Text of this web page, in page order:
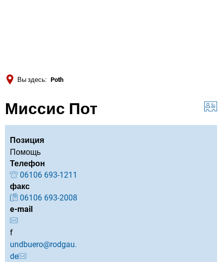
Вы здесь: Poth
Миссис Пот
Позиция
Помощь
Телефон
06106 693-1211
факс
06106 693-2008
e-mail
f
undbuero@rodgau.
de